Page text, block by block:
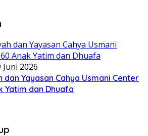
Juni 2026
dan Yayasan Cahya Usmani Center
Yatim dan Dhuafa